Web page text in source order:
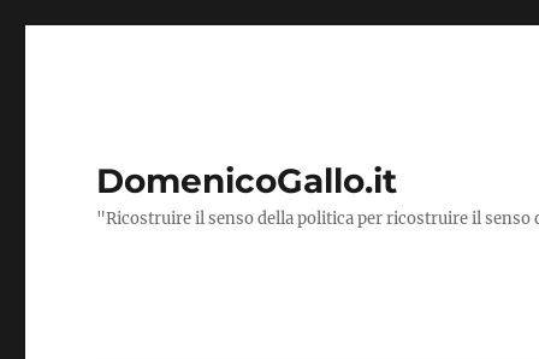
DomenicoGallo.it
"Ricostruire il senso della politica per ricostruire il senso